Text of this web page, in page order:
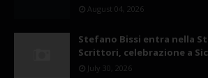
August 04, 2026
Stefano Bissi entra nella
Scrittori, celebrazione a
July 30, 2026